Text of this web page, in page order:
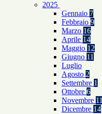
2025
Gennaio 7
Febbraio 9
Marzo 16
Aprile 14
Maggio 12
Giugno 11
Luglio
Agosto 2
Settembre 1
Ottobre 6
Novembre 11
Dicembre 14